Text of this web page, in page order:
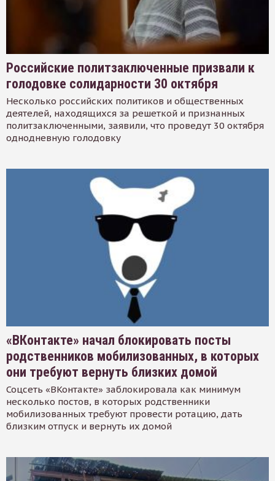
Российские политзаключенные призвали к
голодовке солидарности 30 октября
Несколько российских политиков и общественных
деятелей, находящихся за решеткой и признанных
политзаключенными, заявили, что проведут 30 октября
однодневную голодовку
«ВКонтакте» начал блокировать посты
родственников мобилизованных, в которых
они требуют вернуть близких домой
Соцсеть «ВКонтакте» заблокировала как минимум
несколько постов, в которых родственники
мобилизованных требуют провести ротацию, дать
близким отпуск и вернуть их домой